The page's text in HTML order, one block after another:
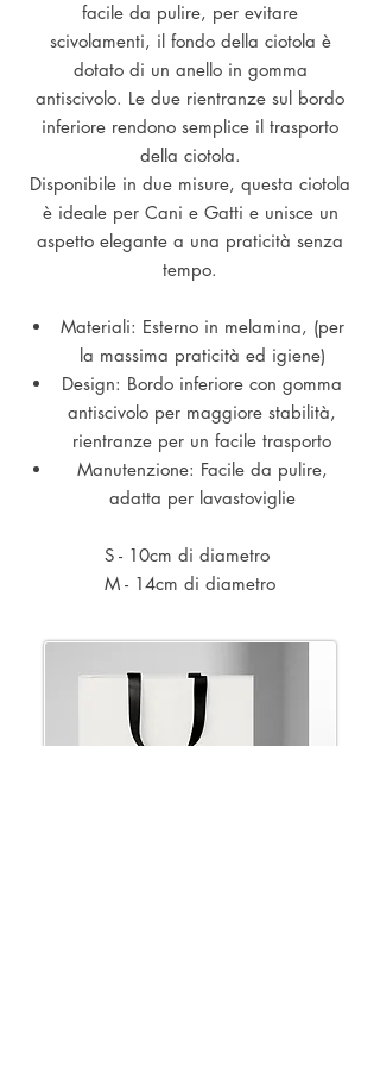
facile da pulire, per evitare
scivolamenti, il fondo della ciotola è
dotato di un anello in gomma
antiscivolo. Le due rientranze sul bordo
inferiore rendono semplice il trasporto
della ciotola.
Disponibile in due misure, questa ciotola
è ideale per Cani e Gatti e unisce un
aspetto elegante a una praticità senza
tempo.
Materiali: Esterno in melamina, (per
la massima praticità ed igiene)
Design: Bordo inferiore con gomma
antiscivolo per maggiore stabilità,
rientranze per un facile trasporto
Manutenzione: Facile da pulire,
adatta per lavastoviglie
S - 10cm di diametro
M - 14cm di diametro